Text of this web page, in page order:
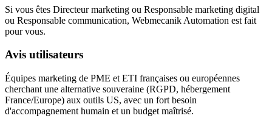
Si vous êtes Directeur marketing ou Responsable marketing digital
ou Responsable communication, Webmecanik Automation est fait
pour vous.
Avis utilisateurs
Équipes marketing de PME et ETI françaises ou européennes
cherchant une alternative souveraine (RGPD, hébergement
France/Europe) aux outils US, avec un fort besoin
d'accompagnement humain et un budget maîtrisé.